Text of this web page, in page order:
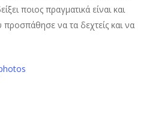
ποιος πραγματικά είναι και
προσπάθησε να τα δεχτείς και να